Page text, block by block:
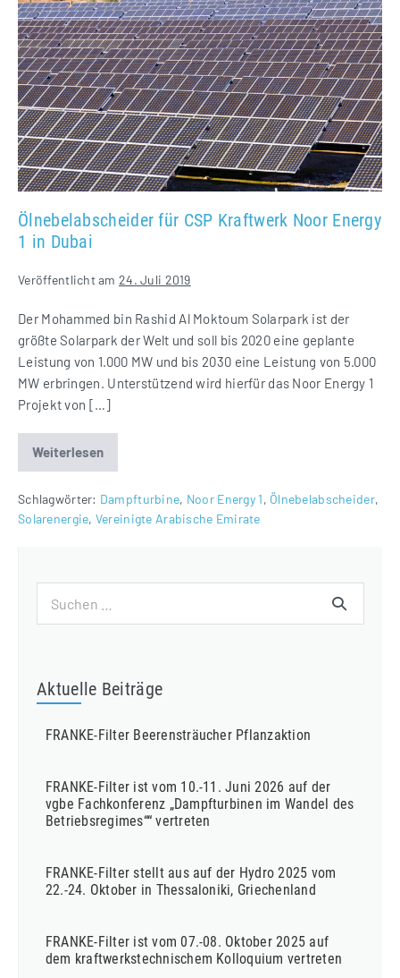
für
CSP
Kraftwerk
Noor
Energy
1
in
Dubai
Ölnebelabscheider für CSP Kraftwerk Noor Energy
1 in Dubai
Veröffentlicht am 24. Juli 2019
Der Mohammed bin Rashid Al Moktoum Solarpark ist der
größte Solarpark der Welt und soll bis 2020 eine geplante
Leistung von 1.000 MW und bis 2030 eine Leistung von 5.000
MW erbringen. Unterstützend wird hierfür das Noor Energy 1
Projekt von […]
WeiterlesenÖlnebelabscheider
für
Kraftwerk
Noor
Energy
Schlagwörter: Dampfturbine, Noor Energy 1, Ölnebelabscheider,
Solarenergie, Vereinigte Arabische Emirate
nach:
Aktuelle Beiträge
FRANKE-Filter Beerensträucher Pflanzaktion
FRANKE-Filter ist vom 10.-11. Juni 2026 auf der
vgbe Fachkonferenz „Dampfturbinen im Wandel des
Betriebsregimes““ vertreten
FRANKE-Filter stellt aus auf der Hydro 2025 vom
22.-24. Oktober in Thessaloniki, Griechenland
FRANKE-Filter ist vom 07.-08. Oktober 2025 auf
dem kraftwerkstechnischem Kolloquium vertreten